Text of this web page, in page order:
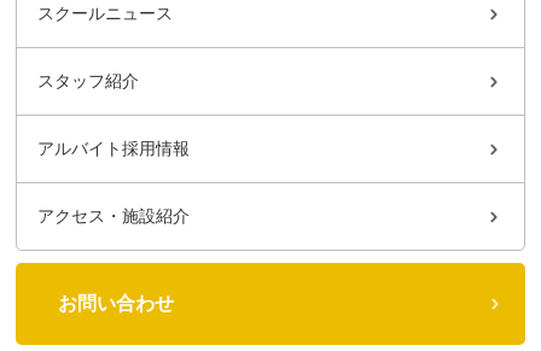
スクールニュース
スタッフ紹介
アルバイト採用情報
アクセス・施設紹介
お問い合わせ